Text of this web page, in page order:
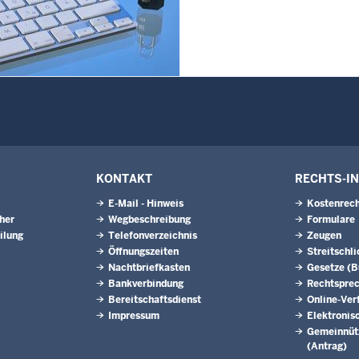
2026
- Schiedsleute helfen Streit
KONTAKT
E-Mail - Hinweis
Wegbeschreibung
Telefonverzeichnis
Öffnungszeiten
Nachtbriefkasten
Bankverbindung
Bereitschaftsdienst
Impressum
RECHTS-
Formulare
Zeugen
Gesetze
Online-
(Antrag)